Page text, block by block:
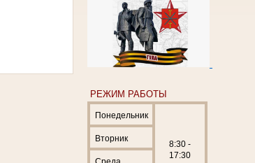
РЕЖИМ РАБОТЫ
Понедельник
8:30 -
17:30
Вторник